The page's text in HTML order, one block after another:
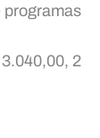
programas
2